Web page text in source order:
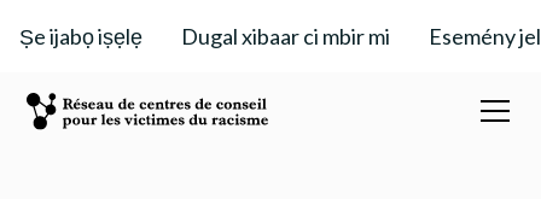
Ṣe ijabọ iṣẹlẹ Dugal xibaar ci mbir mi Esemény